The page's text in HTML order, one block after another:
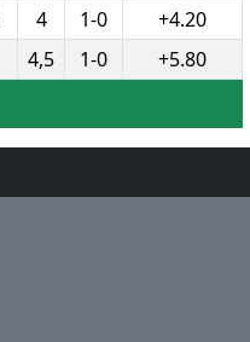
4 1-0
+4.20
4,5 1-0 +5.80